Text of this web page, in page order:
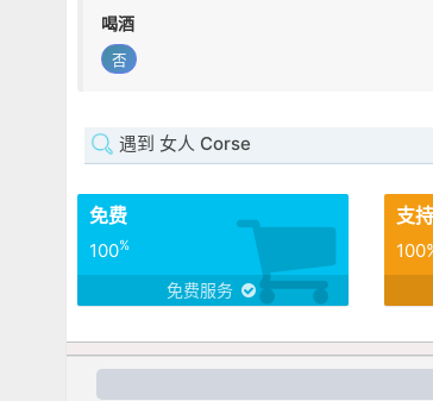
喝酒
否
遇到 女人 Corse
免费
100%
免费服务
支持